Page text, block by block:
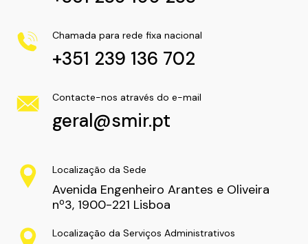
Localização da Sede
Avenida Engenheiro Arantes e Oliveira
nº3, 1900-221 Lisboa
Localização da Serviços Administrativos
Chamada para rede fixa nacional
+351 239 136 702
Contacte-nos através do e-mail
geral@smir.pt